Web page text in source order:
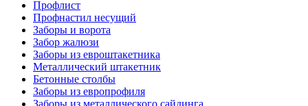
Профлист
Профнастил несущий
Заборы и ворота
Забор жалюзи
Заборы из евроштакетника
Металлический штакетник
Бетонные столбы
Заборы из европрофиля
Заборы из металлического сайдинга